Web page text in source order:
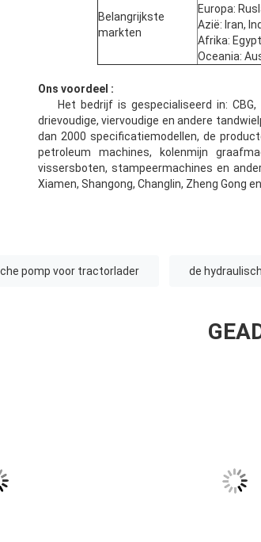
Belangrijkste
markten
Europa:
Azië: Iran,
Afrika:
Oceania:
Ons voordeel :
Het bedrijf is gespecialiseerd in: CBG,
drievoudige, viervoudige en andere
dan 2000 specificatiemodellen, de
petroleum machines, kolenmijn
vissersboten, stampeermachines en
Xiamen, Shangong, Changlin, Zheng Gong
pomp voor tractorlader de